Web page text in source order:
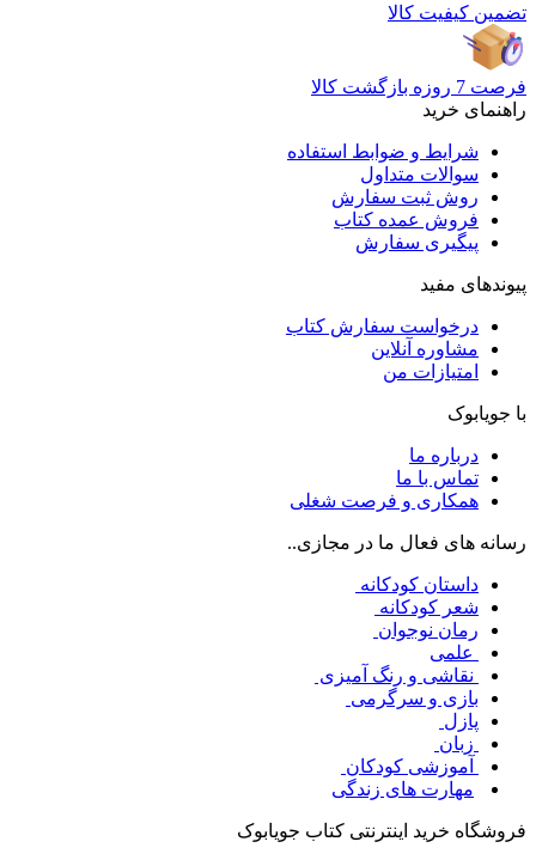
تضمین کیفیت کالا
فرصت 7 روزه بازگشت کالا
راهنمای خرید
شرایط و ضوابط استفاده
سوالات متداول
روش ثبت سفارش
فروش عمده کتاب
پیگیری سفارش
پیوندهای مفید
درخواست سفارش کتاب
مشاوره آنلاین
امتیازات من
با جویابوک
درباره ما
تماس با ما
همکاری و فرصت شغلی
رسانه های فعال ما در مجازی..
داستان کودکانه
شعر کودکانه
رمان نوجوان
علمی
نقاشی و رنگ آمیزی
بازی و سرگرمی
پازل
زبان
آموزشی کودکان
مهارت های زندگی
فروشگاه خرید اینترنتی کتاب جویابوک